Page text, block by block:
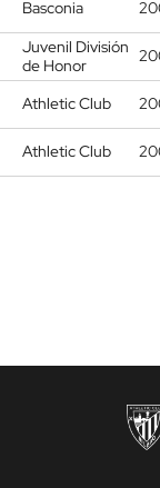
Basconia
Juvenil División
de Honor
Athletic Club
Athletic Club